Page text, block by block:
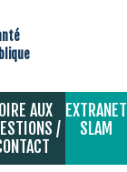
AUX
/
EXTRANET
SLAM